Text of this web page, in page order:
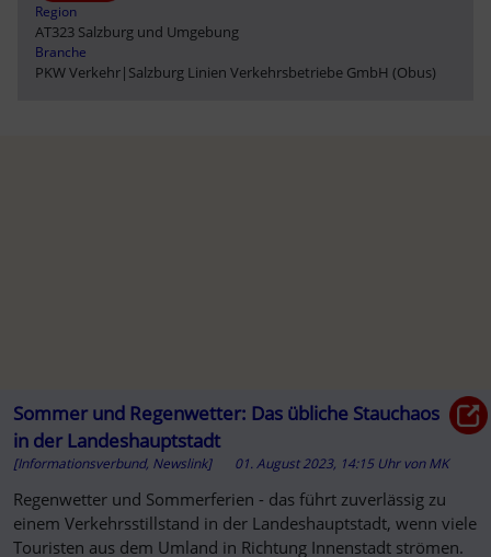
Region
AT323 Salzburg und Umgebung
Branche
PKW Verkehr| Salzburg Linien Verkehrsbetriebe GmbH (Obus)
Sommer und Regenwetter: Das übliche Stauchaos
in der Landeshauptstadt
[Informationsverbund, Newslink] 01. August 2023, 14:15 Uhr vonMK
Regenwetter und Sommerferien - das führt zuverlässig zu
einem Verkehrsstillstand in der Landeshauptstadt, wenn viele
Touristen aus dem Umland in Richtung Innenstadt strömen.